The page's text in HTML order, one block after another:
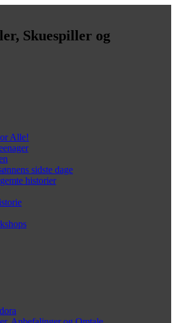
Skuespiller og
Alle!
sidste dage
historier